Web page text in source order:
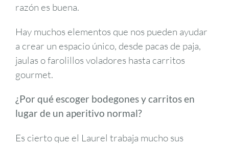
razón es buena.
Hay muchos elementos que nos pueden ayudar
a crear un espacio único, desde pacas de paja,
jaulas o farolillos voladores hasta carritos
gourmet.
¿Por qué escoger bodegones y carritos en
lugar de un aperitivo normal?
Es cierto que el Laurel trabaja mucho sus